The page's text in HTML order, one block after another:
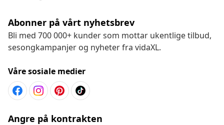
Abonner på vårt nyhetsbrev
Bli med 700 000+ kunder som mottar ukentlige tilbud,
sesongkampanjer og nyheter fra vidaXL.
Våre sosiale medier
Angre på kontrakten